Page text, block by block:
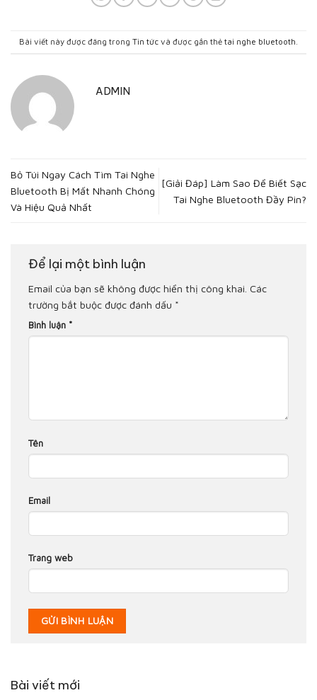
Bài viết này được đăng trong Tin tức và được gắn thẻ tai nghe bluetooth
ADMIN
Bỏ Túi Ngay Cách Tìm Tai Nghe
Bluetooth Bị Mất Nhanh Chóng
Và Hiệu Quả Nhất
[Giải Đáp] Làm Sao Để Biết Sạc
Tai Nghe Bluetooth Đầy Pin?
Để lại một bình luận
Email của bạn sẽ không được hiển thị công khai. Các
trường bắt buộc được đánh dấu *
Bình luận *
Tên
Email
Trang web
Bài viết mới